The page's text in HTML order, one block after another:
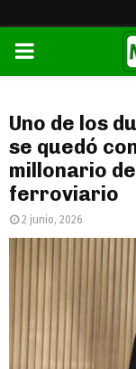
PRIMARY
Uno de los
se quedó
millonario
ferroviario
2 junio, 2026